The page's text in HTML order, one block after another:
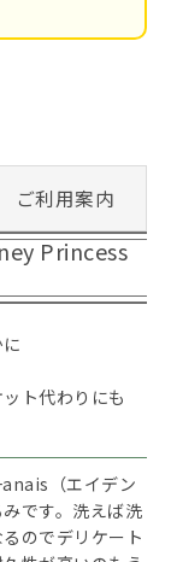
ご利用案内
Princess
ト代わりにも
（エイデン
です。洗えば洗
のでデリケート